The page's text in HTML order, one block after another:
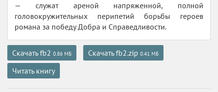
— служат ареной напряженной, полной
головокружительных перипетий борьбы героев
романа за победу Добра и Справедливости.
Скачать fb2 0.86 МБ Скачать fb2.zip 0.41 МБ
Читать книгу